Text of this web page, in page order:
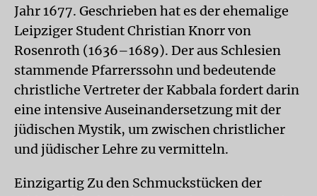
Jahr 1677. Geschrieben hat es der ehemalige
Leipziger Student Christian Knorr von
Rosenroth (1636–1689). Der aus Schlesien
stammende Pfarrerssohn und bedeutende
christliche Vertreter der Kabbala fordert darin
eine intensive Auseinandersetzung mit der
jüdischen Mystik, um zwischen christlicher
und jüdischer Lehre zu vermitteln.
EinzigartigZu den Schmuckstücken der